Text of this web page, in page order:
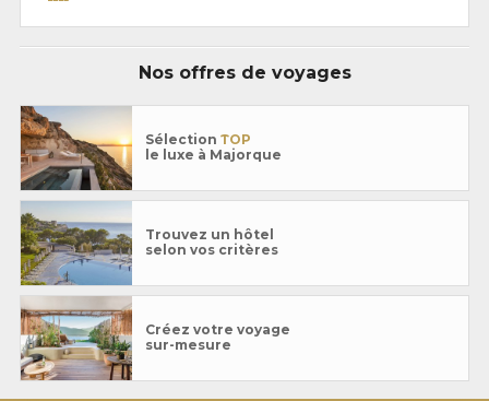
Nos offres de voyages
Sélection TOP
le luxe à Majorque
Trouvez un hôtel
selon vos critères
Créez votre voyage
sur-mesure